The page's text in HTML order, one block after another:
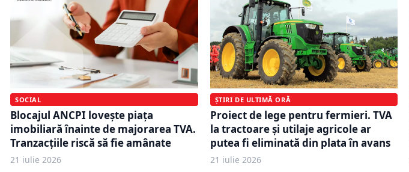
SOCIAL
Blocajul ANCPI lovește piața
imobiliară înainte de majorarea TVA.
Tranzacțiile riscă să fie amânate
21 iulie 2026
ȘTIRI DE ULTIMĂ ORĂ
Proiect de lege pentru fermieri. TVA
la tractoare și utilaje agricole ar
putea fi eliminată din plata în avans
21 iulie 2026